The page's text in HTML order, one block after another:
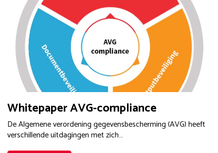
Whitepaper AVG-compliance
De Algemene verordening gegevensbescherming (AVG) heeft
verschillende uitdagingen met zich…